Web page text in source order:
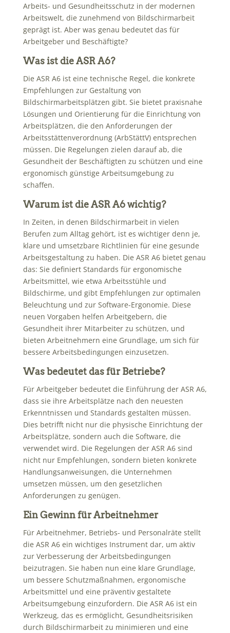
Arbeits- und Gesundheitsschutz in der modernen
Arbeitswelt, die zunehmend von Bildschirmarbeit
geprägt ist. Aber was genau bedeutet das für
Arbeitgeber und Beschäftigte?
Was ist die ASR A6?
Die ASR A6 ist eine technische Regel, die konkrete
Empfehlungen zur Gestaltung von
Bildschirmarbeitsplätzen gibt. Sie bietet praxisnahe
Lösungen und Orientierung für die Einrichtung von
Arbeitsplätzen, die den Anforderungen der
Arbeitsstättenverordnung (ArbStättV) entsprechen
müssen. Die Regelungen zielen darauf ab, die
Gesundheit der Beschäftigten zu schützen und eine
ergonomisch günstige Arbeitsumgebung zu
schaffen.
Warum ist die ASR A6 wichtig?
In Zeiten, in denen Bildschirmarbeit in vielen
Berufen zum Alltag gehört, ist es wichtiger denn je,
klare und umsetzbare Richtlinien für eine gesunde
Arbeitsgestaltung zu haben. Die ASR A6 bietet genau
das: Sie definiert Standards für ergonomische
Arbeitsmittel, wie etwa Arbeitsstühle und
Bildschirme, und gibt Empfehlungen zur optimalen
Beleuchtung und zur Software-Ergonomie. Diese
neuen Vorgaben helfen Arbeitgebern, die
Gesundheit ihrer Mitarbeiter zu schützen, und
bieten Arbeitnehmern eine Grundlage, um sich für
bessere Arbeitsbedingungen einzusetzen.
Was bedeutet das für Betriebe?
Für Arbeitgeber bedeutet die Einführung der ASR A6,
dass sie ihre Arbeitsplätze nach den neuesten
Erkenntnissen und Standards gestalten müssen.
Dies betrifft nicht nur die physische Einrichtung der
Arbeitsplätze, sondern auch die Software, die
verwendet wird. Die Regelungen der ASR A6 sind
nicht nur Empfehlungen, sondern bieten konkrete
Handlungsanweisungen, die Unternehmen
umsetzen müssen, um den gesetzlichen
Anforderungen zu genügen.
Ein Gewinn für Arbeitnehmer
Für Arbeitnehmer, Betriebs- und Personalräte stellt
die ASR A6 ein wichtiges Instrument dar, um aktiv
zur Verbesserung der Arbeitsbedingungen
beizutragen. Sie haben nun eine klare Grundlage,
um bessere Schutzmaßnahmen, ergonomische
Arbeitsmittel und eine präventiv gestaltete
Arbeitsumgebung einzufordern. Die ASR A6 ist ein
Werkzeug, das es ermöglicht, Gesundheitsrisiken
durch Bildschirmarbeit zu minimieren und eine